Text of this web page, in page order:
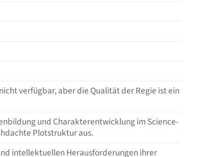
verfügbar, aber die Qualität der Regie ist ein
und Charakterentwicklung im Science-
Plotstruktur aus.
intellektuellen Herausforderungen ihrer